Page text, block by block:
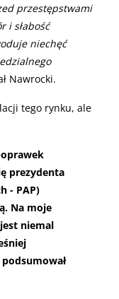
przestępstwami
i słabość
niechęć
Nawrocki.
tego rynku, ale
prezydenta
- PAP)
Na moje
niemal